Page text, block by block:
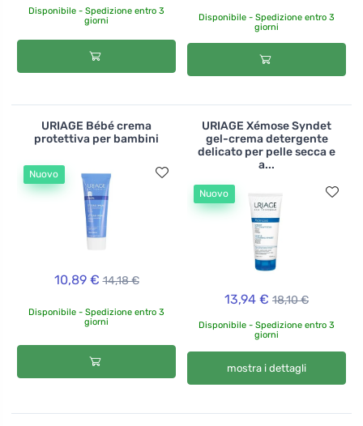
Disponibile - Spedizione entro 3
giorni
Disponibile - Spedizione entro 3
giorni
URIAGE Bébé crema
protettiva per bambini
Nuovo
10,89 € 14,18 €
Disponibile - Spedizione entro 3
giorni
URIAGE Xémose Syndet
gel-crema detergente
delicato per pelle secca e
a...
Nuovo
13,94 € 18,10 €
Disponibile - Spedizione entro 3
giorni
mostra i dettagli